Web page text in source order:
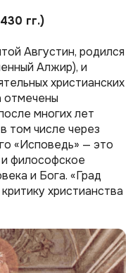
гг.)
Августин, родился
Алжир), и
христианских
отмечены
многих лет
том числе через
«Исповедь» — это
философское
и Бога. «Град
христианства